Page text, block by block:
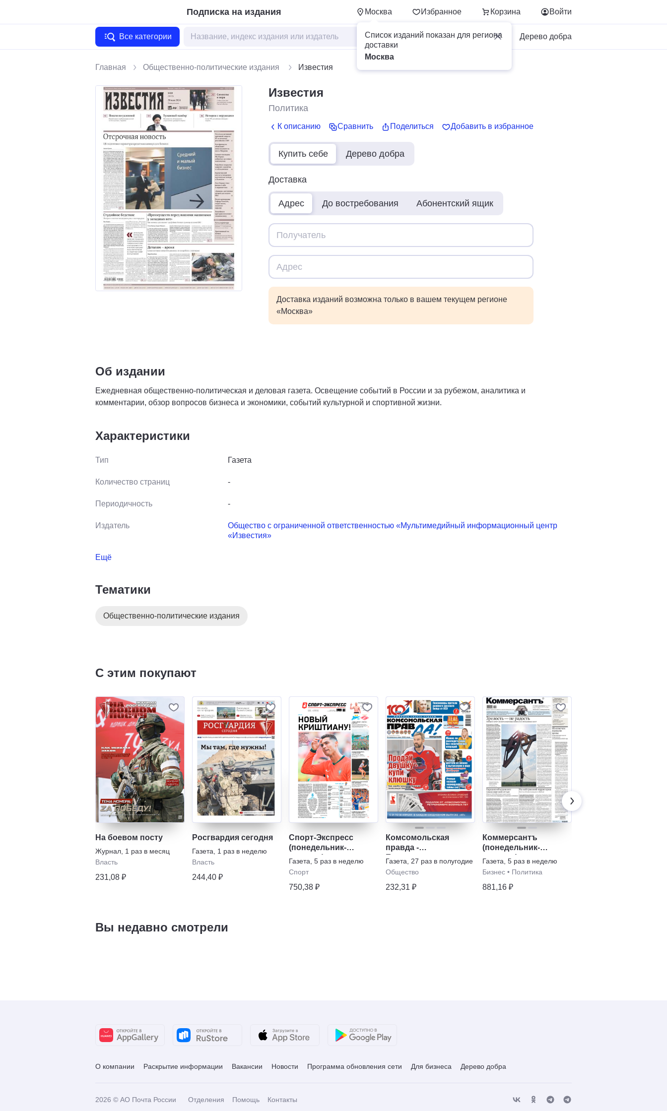
Подписка на издания Москва Избранное Корзина
Список изданий показан для региона
доставки
Москва
Войти
Все категории Для бизнеса Дерево добра
Главная Общественно-политические издания Известия
Известия
Политика
К описанию Сравнить Поделиться Добавить в избранное
Купить себе Дерево добра
Доставка
Адрес До востребования Абонентский ящик
Доставка изданий возможна только в вашем текущем регионе
«Москва»
Об издании
Ежедневная общественно-политическая и деловая газета. Освещение событий в России и за рубежом, аналитика и
комментарии, обзор вопросов бизнеса и экономики, событий культурной и спортивной жизни.
Характеристики
Тип Газета
Количество страниц -
Периодичность -
Издатель
Общество с ограниченной ответственностью «Мультимедийный информационный центр
«Известия»
Ещё
Тематики
Общественно-политические издания
С этим покупают
На боевом посту
Журнал 1 раз в месяц
Власть
231,08 ₽
Росгвардия сегодня
Газета
1 раз в неделю
Власть
244,40 ₽
Спорт-Экспресс
(понедельник-
пятница)
Газета 5 раз в неделю
Спорт
750,38 ₽
Комсомольская
правда -
Еженедельник с
"Телепрограммой"
Газета
27 раз в полугодие
Общество
232,31 ₽
Коммерсантъ
(понедельник-
пятница)
Газета 5 раз в неделю
Бизнес • Политика
881,16 ₽
Вы недавно смотрели
О компании Раскрытие информации Вакансии Новости Программа обновления сети Для бизнеса Дерево добра
2026 © АО Почта России Отделения Помощь Контакты